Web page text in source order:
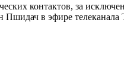
контактов, за
в эфире